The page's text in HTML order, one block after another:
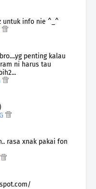
untuk info nie ^_^
penting kalau
ni harus tau
rasa xnak pakai fon